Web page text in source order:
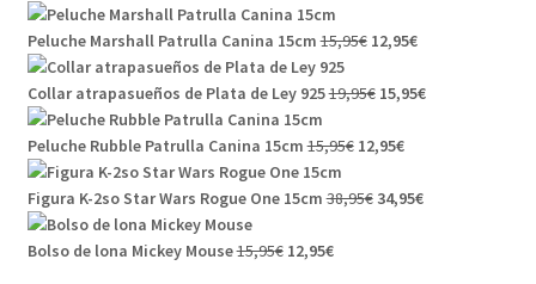
Peluche Marshall Patrulla Canina 15cm 15,95€ 12,95€
Collar atrapasueños de Plata de Ley 92519,95€ 15,95€
Peluche Rubble Patrulla Canina 15cm 15,95€ 12,95€
Figura K-2so Star Wars Rogue One 15cm 38,95€34,95€
Bolso de lona Mickey Mouse15,95€ 12,95€